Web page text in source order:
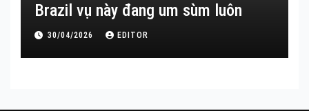
Brazil vụ này đang um sùm luôn
30/04/2026 EDITOR